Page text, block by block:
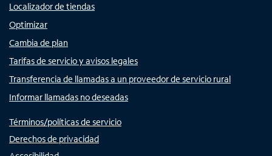
Localizador de tiendas
Optimizar
Cambia de plan
Tarifas de servicio y avisos legales
Transferencia de llamadas a un proveedor de servicio rural
Informar llamadas no deseadas
Términos/políticas de servicio
Derechos de privacidad